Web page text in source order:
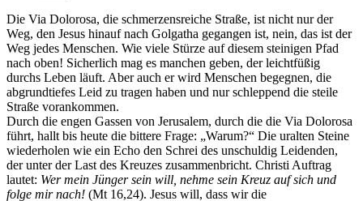
Die Via Dolorosa, die schmerzensreiche Straße, ist nicht nur der
Weg, den Jesus hinauf nach Golgatha gegangen ist, nein, das ist der
Weg jedes Menschen. Wie viele Stürze auf diesem steinigen Pfad
nach oben! Sicherlich mag es manchen geben, der leichtfüßig
durchs Leben läuft. Aber auch er wird Menschen begegnen, die
abgrundtiefes Leid zu tragen haben und nur schleppend die steile
Straße vorankommen.
Durch die engen Gassen von Jerusalem, durch die die Via Dolorosa
führt, hallt bis heute die bittere Frage: „Warum?“ Die uralten Steine
wiederholen wie ein Echo den Schrei des unschuldig Leidenden,
der unter der Last des Kreuzes zusammenbricht. Christi Auftrag
lautet: Wer mein Jünger sein will, nehme sein Kreuz auf sich und
folge mir nach! (Mt 16,24). Jesus will, dass wir die